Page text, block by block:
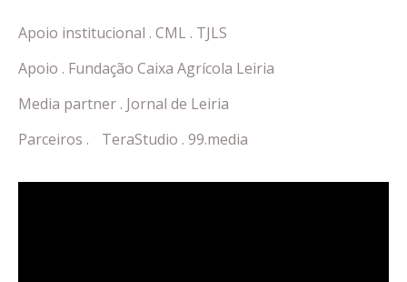
Apoio institucional . CML . TJLS
Apoio . Fundação Caixa Agrícola Leiria
Media partner . Jornal de Leiria
Parceiros . TeraStudio . 99.media